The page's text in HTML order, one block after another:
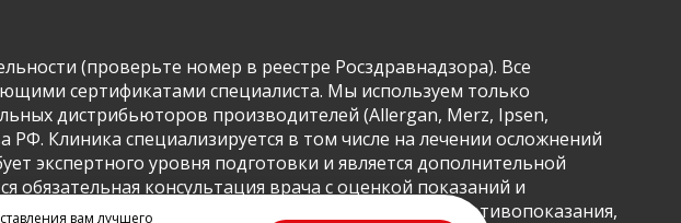
(проверьте номер в реестре Росздравнадзора). Все
сертификатами специалиста. Мы используем только
дистрибьюторов производителей (Allergan, Merz, Ipsen,
Клиника специализируется в том числе на лечении осложнений
экспертного уровня подготовки и является дополнительной
консультация врача с оценкой показаний и
основах охраны здоровья граждан». Имеются противопоказания,
вам лучшего